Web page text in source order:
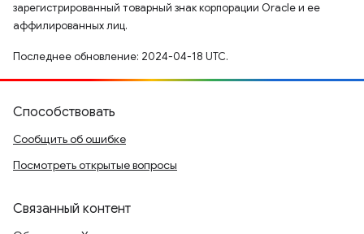
зарегистрированный товарный знак корпорации Oracle и ее
аффилированных лиц.
Последнее обновление: 2024-04-18 UTC.
Способствовать
Сообщить об ошибке
Посмотреть открытые вопросы
Связанный контент